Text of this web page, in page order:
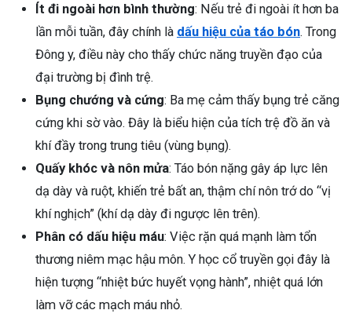
Sau Sinh Có Tự Khỏi
Thông Tin Cần Biết
sau sinh là tình trạng viêm da
phổ biến, khiến đôi bàn tay,
của chị em trở nên khô...
Ít đi ngoài hơn bình thường: Nếu trẻ đi ngoài ít hơn ba
lần mỗi tuần, đây chính là dấu hiệu của táo bón. Trong
Đông y, điều này cho thấy chức năng truyền đạo của
đại trường bị đình trệ.
Bụng chướng và cứng: Ba mẹ cảm thấy bụng trẻ căng
cứng khi sờ vào. Đây là biểu hiện của tích trệ đồ ăn và
khí đầy trong trung tiêu (vùng bụng).
Quấy khóc và nôn mửa: Táo bón nặng gây áp lực lên
dạ dày và ruột, khiến trẻ bất an, thậm chí nôn trớ do “vị
khí nghịch” (khí dạ dày đi ngược lên trên).
Phân có dấu hiệu máu: Việc rặn quá mạnh làm tổn
thương niêm mạc hậu môn. Y học cổ truyền gọi đây là
hiện tượng “nhiệt bức huyết vọng hành”, nhiệt quá lớn
làm vỡ các mạch máu nhỏ.